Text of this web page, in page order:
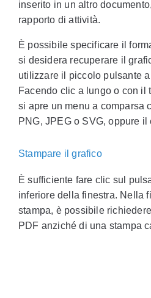
inserito in un altro
rapporto di attività.
È possibile specificare il
si desidera recuperare il
utilizzare il piccolo pulsante
Facendo clic a lungo o con il
si apre un menu a comparsa
PNG, JPEG o SVG, oppure il
Stampare il grafico
È sufficiente fare clic sul
inferiore della finestra. Nella
stampa, è possibile
PDF anziché di una stampa